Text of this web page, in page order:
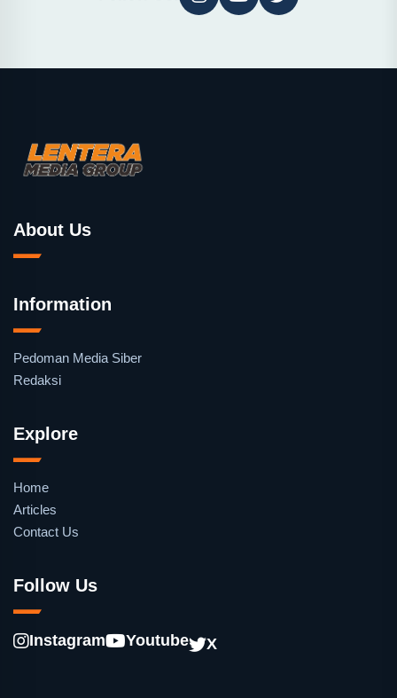
About Us
Information
Pedoman Media Siber
Redaksi
Explore
Home
Articles
Contact Us
Follow Us
Instagram Youtube X